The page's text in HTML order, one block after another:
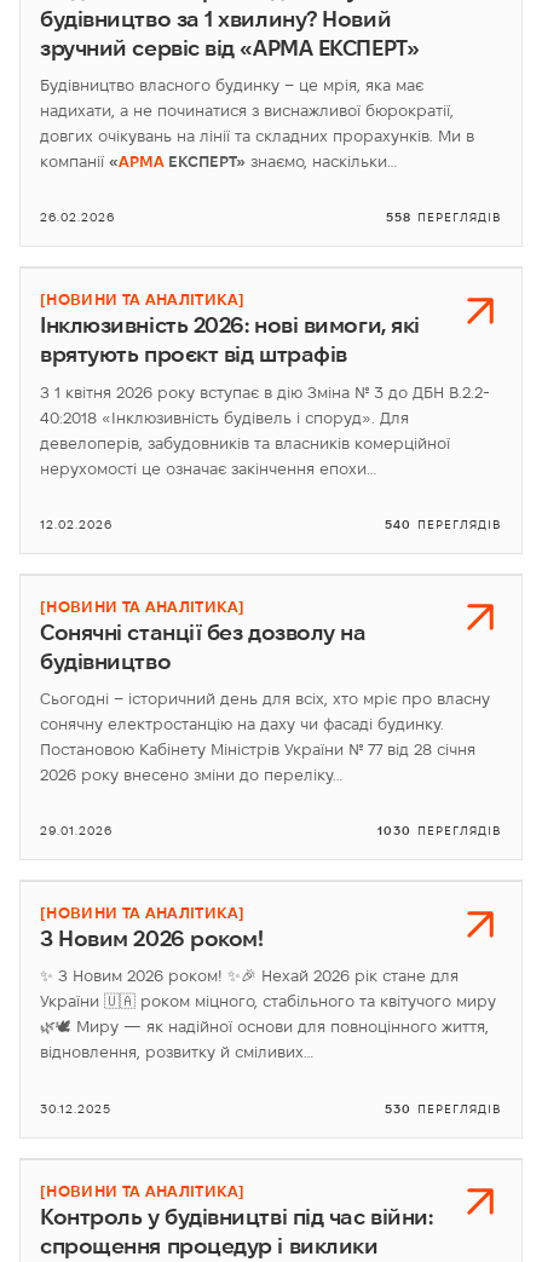
будівництво за 1 хвилину? Новий
зручний сервіс від «АРМА ЕКСПЕРТ»
Будівництво власного будинку – це мрія, яка має
надихати, а не починатися з виснажливої бюрократії,
довгих очікувань на лінії та складних прорахунків. Ми в
компанії «АРМА ЕКСПЕРТ» знаємо, наскільки…
26.02.2026 558 ПЕРЕГЛЯДІВ
[НОВИНИ ТА АНАЛІТИКА]
Інклюзивність 2026: нові вимоги, які
врятують проєкт від штрафів
З 1 квітня 2026 року вступає в дію Зміна № 3 до ДБН В.2.2-
40:2018 «Інклюзивність будівель і споруд». Для
девелоперів, забудовників та власників комерційної
нерухомості це означає закінчення епохи…
12.02.2026 540 ПЕРЕГЛЯДІВ
[НОВИНИ ТА АНАЛІТИКА]
Сонячні станції без дозволу на
будівництво
Сьогодні – історичний день для всіх, хто мріє про власну
сонячну електростанцію на даху чи фасаді будинку.
Постановою Кабінету Міністрів України № 77 від 28 січня
2026 року внесено зміни до переліку…
29.01.2026 1030 ПЕРЕГЛЯДІВ
[НОВИНИ ТА АНАЛІТИКА]
З Новим 2026 роком!
✨ З Новим 2026 роком! ✨🎉 Нехай 2026 рік стане для
України 🇺🇦 роком міцного, стабільного та квітучого миру
🌿🕊️ Миру — як надійної основи для повноцінного життя,
відновлення, розвитку й сміливих…
30.12.2025 530 ПЕРЕГЛЯДІВ
[НОВИНИ ТА АНАЛІТИКА]
Контроль у будівництві під час війни:
спрощення процедур і виклики